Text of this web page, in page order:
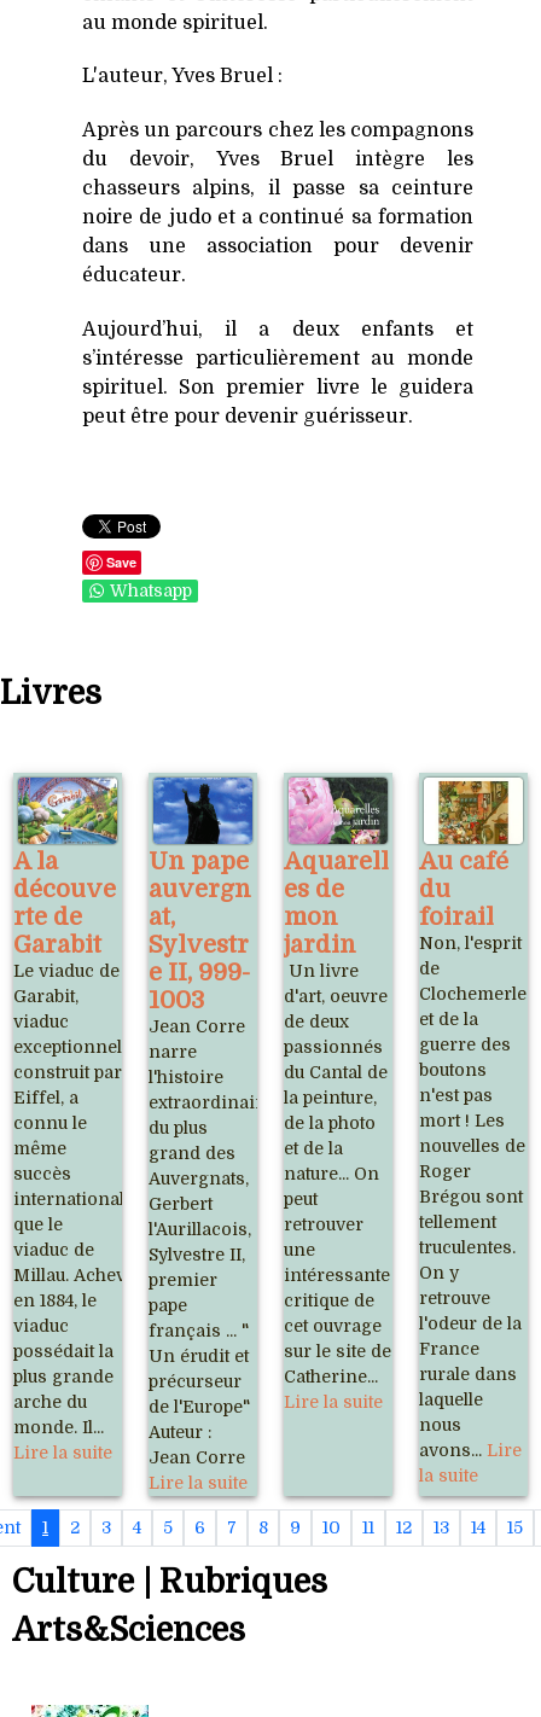
au monde spirituel.
L'auteur, Yves Bruel :
Après un parcours chez les compagnons
du devoir, Yves Bruel intègre les
chasseurs alpins, il passe sa ceinture
noire de judo et a continué sa formation
dans une association pour devenir
éducateur.
Aujourd’hui, il a deux enfants et
s’intéresse particulièrement au monde
spirituel. Son premier livre le guidera
peut être pour devenir guérisseur.
Save
Whatsapp
Livres
A la
découve
rte de
Garabit
Le viaduc de
Garabit,
viaduc
exceptionnel,
construit par
Eiffel, a
connu le
même
succès
international
que le
viaduc de
Millau. Achevé
en 1884, le
viaduc
possédait la
plus grande
arche du
monde. Il...
Lire la suite
Un pape
auvergn
at,
Sylvestr
e II, 999-
1003
Jean Corre
narre
l'histoire
extraordinaire
du plus
grand des
Auvergnats,
Gerbert
l'Aurillacois,
Sylvestre II,
premier
pape
français ... "
Un érudit et
précurseur
de l'Europe"
Auteur :
Jean Corre
Lire la suite
Aquarell
es de
mon
jardin
Un livre
d'art, oeuvre
de deux
passionnés
du Cantal de
la peinture,
de la photo
et de la
nature... On
peut
retrouver
une
intéressante
critique de
cet ouvrage
sur le site de
Catherine...
Lire la suite
Au café
du
foirail
Non, l'esprit
de
Clochemerle
et de la
guerre des
boutons
n'est pas
mort ! Les
nouvelles de
Roger
Brégou sont
tellement
truculentes.
On y
retrouve
l'odeur de la
France
rurale dans
laquelle
nous
avons... Lire
la suite
1 2 3 4 5 6 7 8 9 10 11 12 13 14 15
Culture | Rubriques
Arts&Sciences